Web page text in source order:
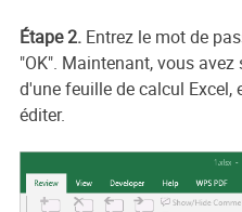
Étape 2.Entrez le mot de
"OK". Maintenant, vous
d'une feuille de calcul Excel,
éditer.